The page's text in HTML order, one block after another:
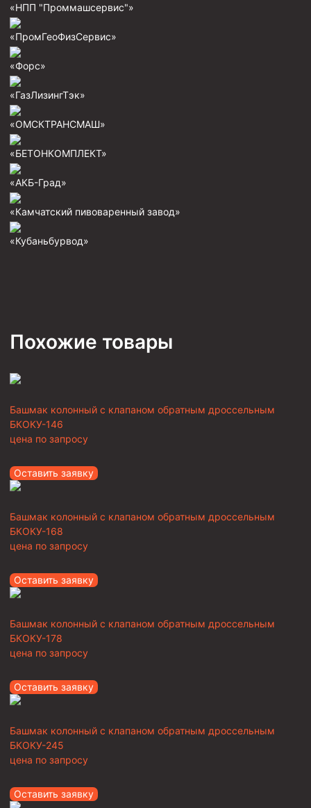
«НПП "Проммашсервис"»
«ПромГеоФизСервис»
«Форс»
«ГазЛизингТэк»
«ОМСКТРАНСМАШ»
«БЕТОНКОМПЛЕКТ»
«АКБ-Град»
«Камчатский пивоваренный завод»
«Кубаньбурвод»
Похожие товары
Башмак колонный с клапаном обратным дроссельным
БКОКУ-146
цена по запросу
Оставить заявку
Башмак колонный с клапаном обратным дроссельным
БКОКУ-168
цена по запросу
Оставить заявку
Башмак колонный с клапаном обратным дроссельным
БКОКУ-178
цена по запросу
Оставить заявку
Башмак колонный с клапаном обратным дроссельным
БКОКУ-245
цена по запросу
Оставить заявку